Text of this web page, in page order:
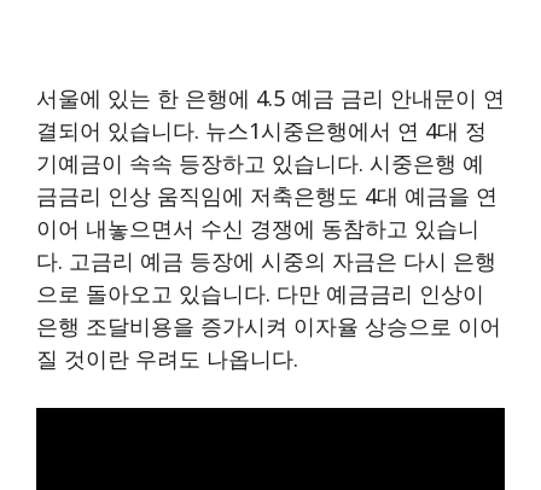
서울에 있는 한 은행에 4.5 예금 금리 안내문이 연
결되어 있습니다. 뉴스1시중은행에서 연 4대 정
기예금이 속속 등장하고 있습니다. 시중은행 예
금금리 인상 움직임에 저축은행도 4대 예금을 연
이어 내놓으면서 수신 경쟁에 동참하고 있습니
다. 고금리 예금 등장에 시중의 자금은 다시 은행
으로 돌아오고 있습니다. 다만 예금금리 인상이
은행 조달비용을 증가시켜 이자율 상승으로 이어
질 것이란 우려도 나옵니다.